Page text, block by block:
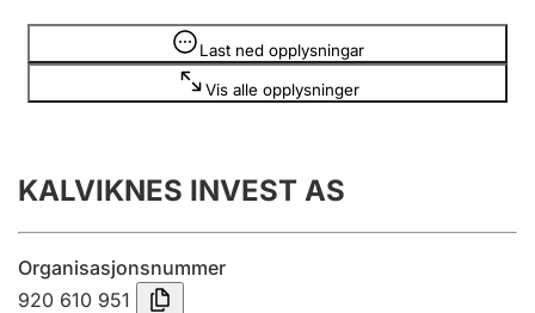
Registrere, endre, slette
Årsrekneskap
Innsending og forseinkingsgebyr
Last ned opplysningar
Vis alle opplysninger
Opplysninger er skjult
KALVIKNES INVEST AS
Organisasjonsnummer
920 610 951